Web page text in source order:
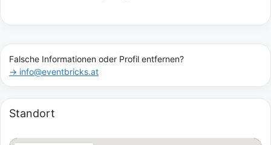
Falsche Informationen oder Profil entfernen?
→ info@eventbricks.at
Standort